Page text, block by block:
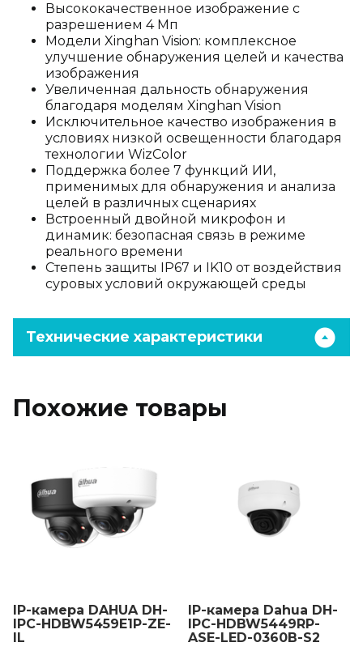
Высококачественное изображение с
разрешением 4 Мп
Модели Xinghan Vision: комплексное
улучшение обнаружения целей и качества
изображения
Увеличенная дальность обнаружения
благодаря моделям Xinghan Vision
Исключительное качество изображения в
условиях низкой освещенности благодаря
технологии WizColor
Поддержка более 7 функций ИИ,
применимых для обнаружения и анализа
целей в различных сценариях
Встроенный двойной микрофон и
динамик: безопасная связь в режиме
реального времени
Степень защиты IP67 и IK10 от воздействия
суровых условий окружающей среды
Технические характеристики
Похожие товары
IP-камера DAHUA DH-
IPC-HDBW5459E1P-ZE-
IL
IP-камера Dahua DH-
IPC-HDBW5449RP-
ASE-LED-0360B-S2